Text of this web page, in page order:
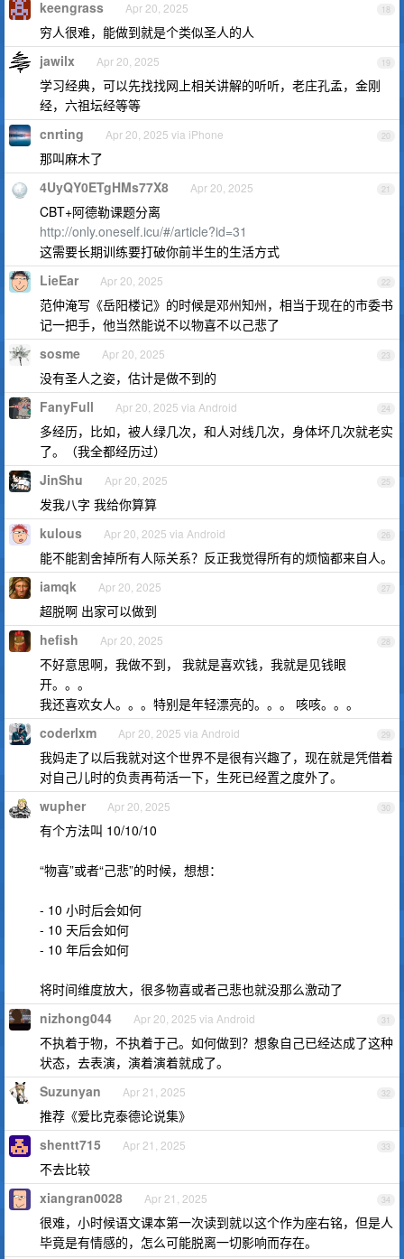
18
keengrass Apr 20, 2025
穷人很难，能做到就是个类似圣人的人
19
jawilx Apr 20, 2025
学习经典，可以先找找网上相关讲解的听听，老庄孔孟，金刚
经，六祖坛经等等
20
cnrting Apr 20, 2025 via iPhone
那叫麻木了
21
4UyQY0ETgHMs77X8 Apr 20, 2025
CBT+阿德勒课题分离
http://only.oneself.icu/#/article?id=31
这需要长期训练要打破你前半生的生活方式
22
LieEar Apr 20, 2025
范仲淹写《岳阳楼记》的时候是邓州知州‌，相当于现在的市委书
记一把手，他当然能说不以物喜不以己悲了
23
sosme Apr 20, 2025
没有圣人之姿，估计是做不到的
24
FanyFull Apr 20, 2025 via Android
多经历，比如，被人绿几次，和人对线几次，身体坏几次就老实
了。（我全都经历过）
25
JinShu Apr 20, 2025
发我八字 我给你算算
26
kulous Apr 20, 2025 via Android
能不能割舍掉所有人际关系？反正我觉得所有的烦恼都来自人。
27
iamqk Apr 20, 2025
超脱啊 出家可以做到
28
hefish Apr 20, 2025
不好意思啊，我做不到， 我就是喜欢钱，我就是见钱眼
开。。。
我还喜欢女人。。。特别是年轻漂亮的。。。 咳咳。。。
29
coderlxm Apr 20, 2025 via Android
我妈走了以后我就对这个世界不是很有兴趣了，现在就是凭借着
对自己儿时的负责再苟活一下，生死已经置之度外了。
30
wupher Apr 20, 2025
有个方法叫 10/10/10
“物喜”或者“己悲”的时候，想想：
- 10 小时后会如何
- 10 天后会如何
- 10 年后会如何
将时间维度放大，很多物喜或者己悲也就没那么激动了
31
nizhong044 Apr 20, 2025 via Android
不执着于物，不执着于己。如何做到？想象自己已经达成了这种
状态，去表演，演着演着就成了。
32
Suzunyan Apr 21, 2025
推荐《爱比克泰德论说集》
33
shentt715 Apr 21, 2025
不去比较
34
xiangran0028 Apr 21, 2025
很难，小时候语文课本第一次读到就以这个作为座右铭，但是人
毕竟是有情感的，怎么可能脱离一切影响而存在。